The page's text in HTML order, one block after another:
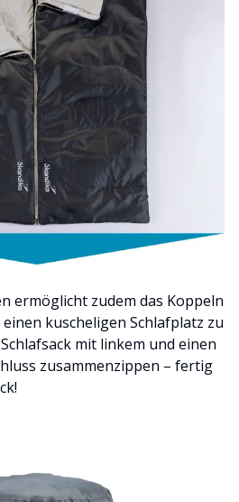
ermöglicht zudem das Koppeln
kuscheligen Schlafplatz zu
mit linkem und einen
zusammenzippen – fertig